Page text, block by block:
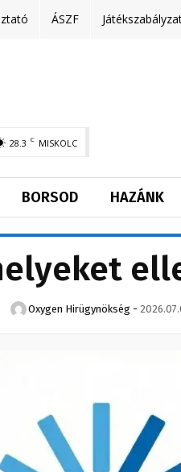
ÁSZF
28.3 C MISKOLC
BORSOD HAZÁNK
Oxygen Hirügynökség -